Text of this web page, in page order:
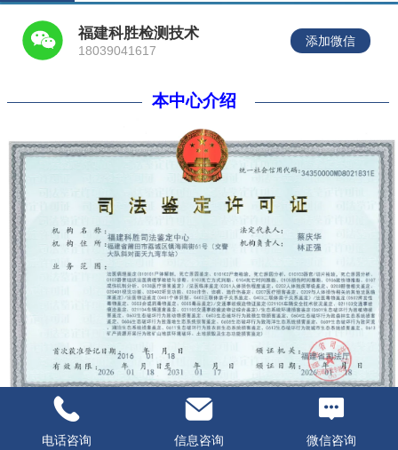
福建科胜检测技术
18039041617
添加微信
本中心介绍
福建科胜司法鉴定中心于2016年1月18日经福建省司
电话咨询 信息咨询 微信咨询